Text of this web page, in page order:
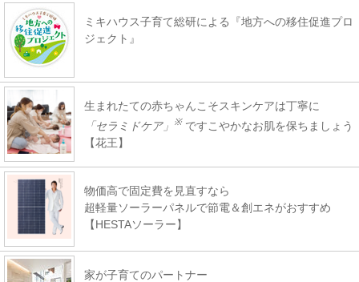
ミキハウス子育て総研による『地方への移住促進プロ
ジェクト』
生まれたての赤ちゃんこそスキンケアは丁寧に
「セラミドケア」
※ ですこやかなお肌を保ちましょう
【花王】
物価高で固定費を見直すなら
超軽量ソーラーパネルで節電＆創エネがおすすめ
【HESTAソーラー】
家が子育てのパートナー